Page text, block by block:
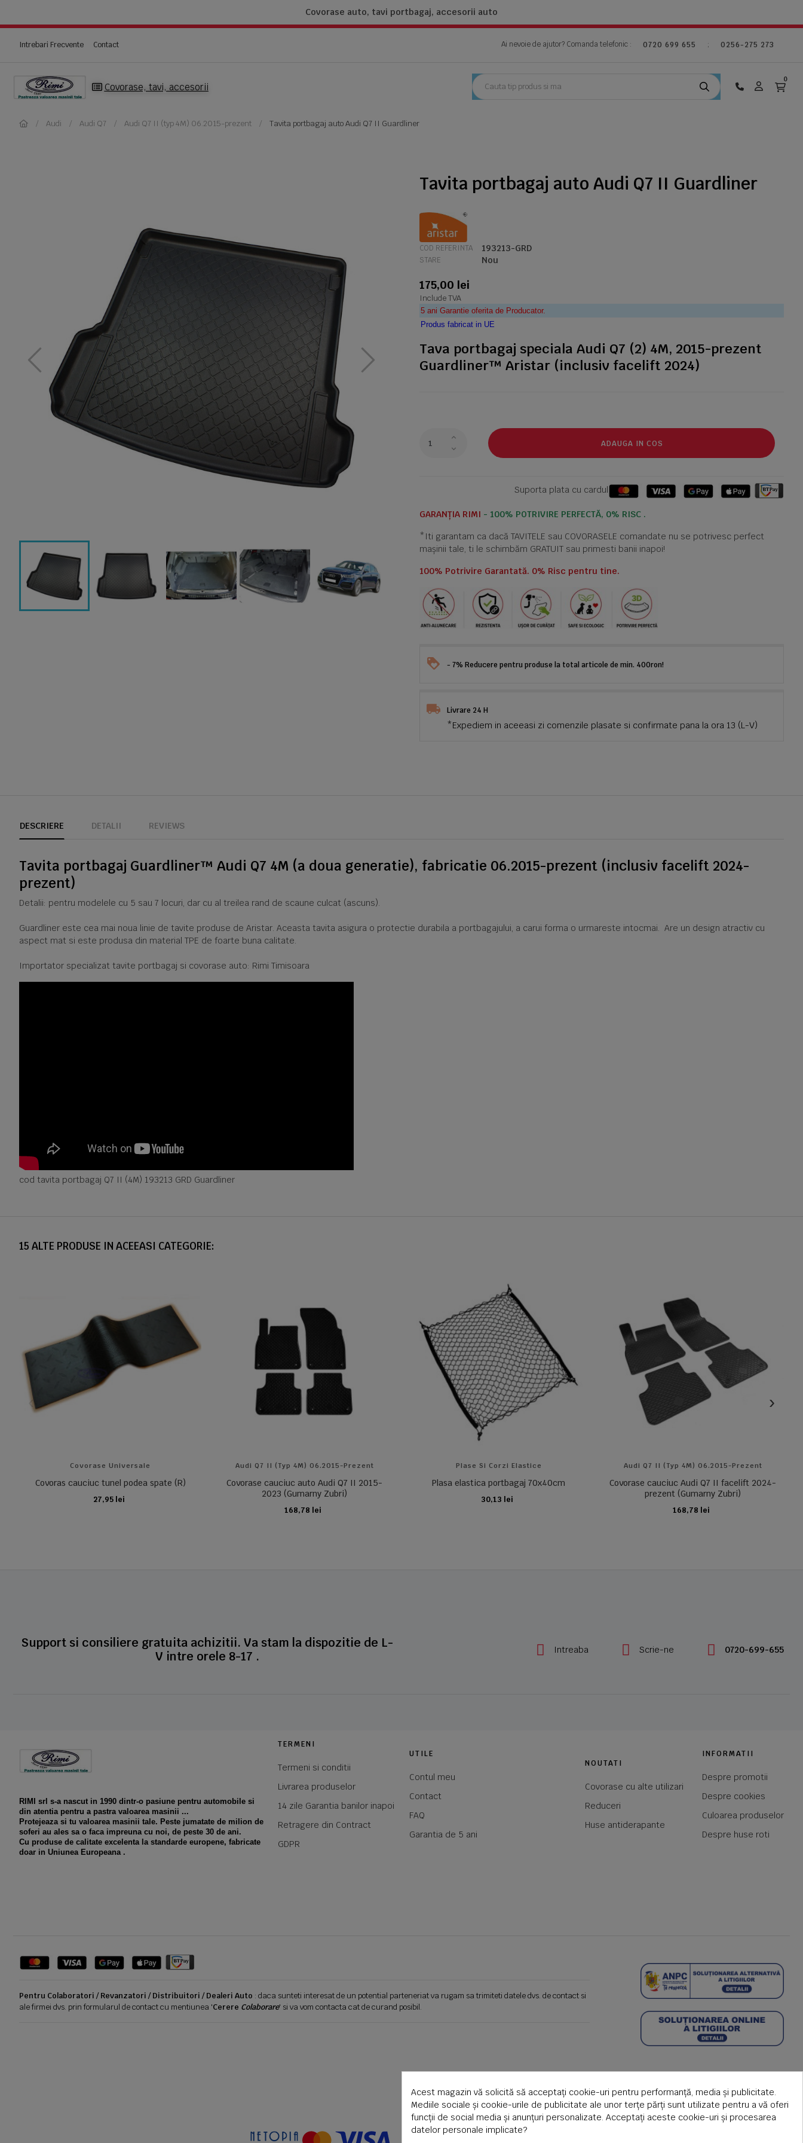
Covorase auto, tavi portbagaj, accesorii auto
Intrebari Frecvente Contact Ai nevoie de ajutor? Comanda telefonic : 0720 699 655 ; 0256-275 273
Covorase, tavi, accesorii
0
Audi Audi Q7 Audi Q7 II (typ 4M) 06.2015-prezent Tavita portbagaj auto Audi Q7 II Guardliner
Tavita portbagaj auto Audi Q7 II Guardliner
COD REFERINTA 193213-GRD
STARE Nou
175,00 lei
Include TVA
5 ani Garantie oferita de Producator.
Produs fabricat in UE
Tava portbagaj speciala Audi Q7 (2) 4M, 2015-prezent
Guardliner™ Aristar (inclusiv facelift 2024)
ADAUGA IN COS
Suporta plata cu cardul
GARANȚIA RIMI - 100% POTRIVIRE PERFECTĂ, 0% RISC .
*Iti garantam ca dacă TAVITELE sau COVORASELE comandate nu se potrivesc perfect
mașinii tale, ti le schimbăm GRATUIT sau primesti banii inapoi!
100% Potrivire Garantată. 0% Risc pentru tine.
- 7% Reducere pentru produse la total articole de min. 400ron!
Livrare 24 H
*Expediem in aceeasi zi comenzile plasate si confirmate pana la ora 13 (L-V)
DESCRIERE DETALII REVIEWS
Tavita portbagaj Guardliner™ Audi Q7 4M (a doua generatie), fabricatie 06.2015-prezent (inclusiv facelift 2024-
prezent)
Detalii: pentru modelele cu 5 sau 7 locuri, dar cu al treilea rand de scaune culcat (ascuns).
Guardliner este cea mai noua linie de tavite produse de Aristar. Aceasta tavita asigura o protectie durabila a portbagajului, a carui forma o urmareste intocmai. Are un design atractiv cu
aspect mat si este produsa din material TPE de foarte buna calitate.
Importator specializat tavite portbagaj si covorase auto: Rimi Timisoara
cod tavita portbagaj Q7 II (4M) 193213 GRD Guardliner
15 ALTE PRODUSE IN ACEEASI CATEGORIE:
Covorase Universale
Covoras cauciuc tunel podea spate (R)
27,95 lei
ADAUGA IN COS
Audi Q7 II (typ 4M) 06.2015-Prezent
Covorase cauciuc auto Audi Q7 II 2015-
2023 (Gumarny Zubri)
168,78 lei
ADAUGA IN COS
Plase Si Corzi Elastice
Plasa elastica portbagaj 70x40cm
30,13 lei
ADAUGA IN COS
Audi Q7 II (typ 4M) 06.2015-Prezent
Covorase cauciuc Audi Q7 II facelift 2024-
prezent (Gumarny Zubri)
168,78 lei
ADAUGA IN COS
Support si consiliere gratuita achizitii. Va stam la dispozitie de L-
V intre orele 8-17 .
Intreaba Scrie-ne 0720-699-655
RIMI srl s-a nascut in 1990 dintr-o pasiune pentru automobile si
din atentia pentru a pastra valoarea masinii ...
Protejeaza si tu valoarea masinii tale. Peste jumatate de milion de
soferi au ales sa o faca impreuna cu noi, de peste 30 de ani.
Cu produse de calitate excelenta la standarde europene, fabricate
doar in Uniunea Europeana .
TERMENI
Termeni si conditii
Livrarea produselor
14 zile Garantia banilor inapoi
Retragere din Contract
GDPR
UTILE
Contul meu
Contact
FAQ
Garantia de 5 ani
NOUTATI
Covorase cu alte utilizari
Reduceri
Huse antiderapante
INFORMATII
Despre promotii
Despre cookies
Culoarea produselor
Despre huse roti
Pentru Colaboratori / Revanzatori / Distribuitori / Dealeri Auto : daca sunteti interesat de un potential parteneriat va rugam sa trimiteti datele dvs. de contact si
ale firmei dvs. prin formularul de contact cu mentiunea 'Cerere Colaborare' si va vom contacta cat de curand posibil.
Acest magazin vă solicită să acceptați cookie-uri pentru performanță, media și publicitate.
Mediile sociale și cookie-urile de publicitate ale unor terțe părți sunt utilizate pentru a vă oferi
funcții de social media și anunțuri personalizate. Acceptați aceste cookie-uri și procesarea
datelor personale implicate?